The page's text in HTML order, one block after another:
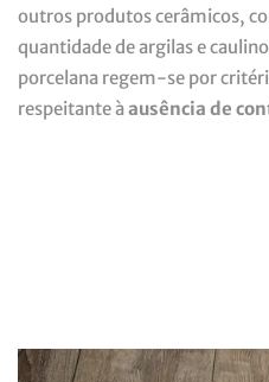
outros produtos cerâmicos,
quantidade de argilas e
porcelana regem-se por
respeitante àausência de